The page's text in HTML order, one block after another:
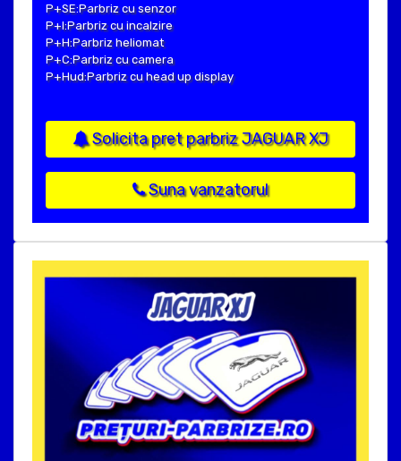
P+SE:Parbriz cu senzor
P+I:Parbriz cu incalzire
P+H:Parbriz heliomat
P+C:Parbriz cu camera
P+Hud:Parbriz cu head up display
Solicita pret parbriz JAGUAR XJ
Suna vanzatorul